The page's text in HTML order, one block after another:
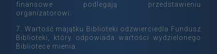
finansowe podlegają przedstawieniu
organizatorowi.
7. Wartość majątku Biblioteki odzwierciedla Fundusz
Biblioteki, który odpowiada wartości wydzielonego
Bibliotece mienia.